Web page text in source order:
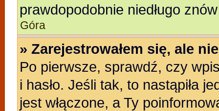
prawdopodobnie niedługo
Góra
» Zarejestrowałem się, ale
Po pierwsze, sprawdź, czy
i hasło. Jeśli tak, to nastąpiła
jest włączone, a Ty